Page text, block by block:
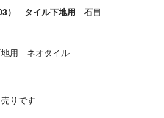
） タイル下地用 石目
地用 ネオタイル
りです